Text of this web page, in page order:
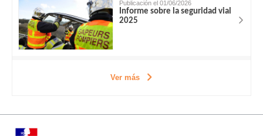
Publicación el 01/06/2026
Informe sobre la seguridad vial
2025
Ver más